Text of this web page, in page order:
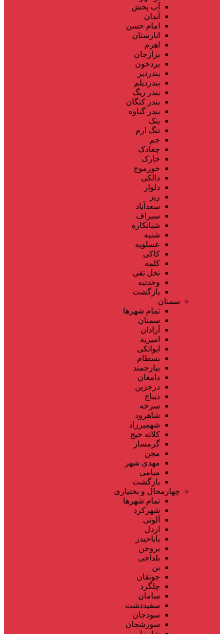
آب پخش
آبدان
امام حسن
انارستان
اهرم
برازجان
بردخون
بندردیر
بندردیلم
بندر ریگ
بندر کنگان
بندر گناوه
بنک
تنگ ارم
جم
چغادک
خارک
خورموج
دالکی
دلوار
ریز
سعدآباد
سیراف
شبانکاره
شنبه
عسلویه
کاکی
کلمه
نخل تقی
وحدتیه
بازگشت
سمنان
تمام شهر‌ها
سمنان
آرادان
امیریه
ایوانکی
بسطام
بیارجمند
دامغان
درجزین
دیباج
سرخه
شاهرود
شهمیرزاد
کلاته خیج
گرمسار
مجن
مهدی شهر
میامی
بازگشت
چهارمحال و بختیاری
تمام شهر‌ها
شهرکرد
آلونی
اردل
باباحیدر
بروجن
بلداجی
بن
جونقان
چلگرد
سامان
سفیددشت
سودجان
سورشجان